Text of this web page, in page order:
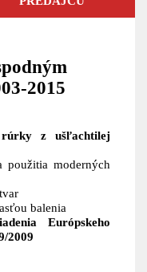
2015
rúrky z ušľachtilej
moderných
balenia
Európskeho
2009